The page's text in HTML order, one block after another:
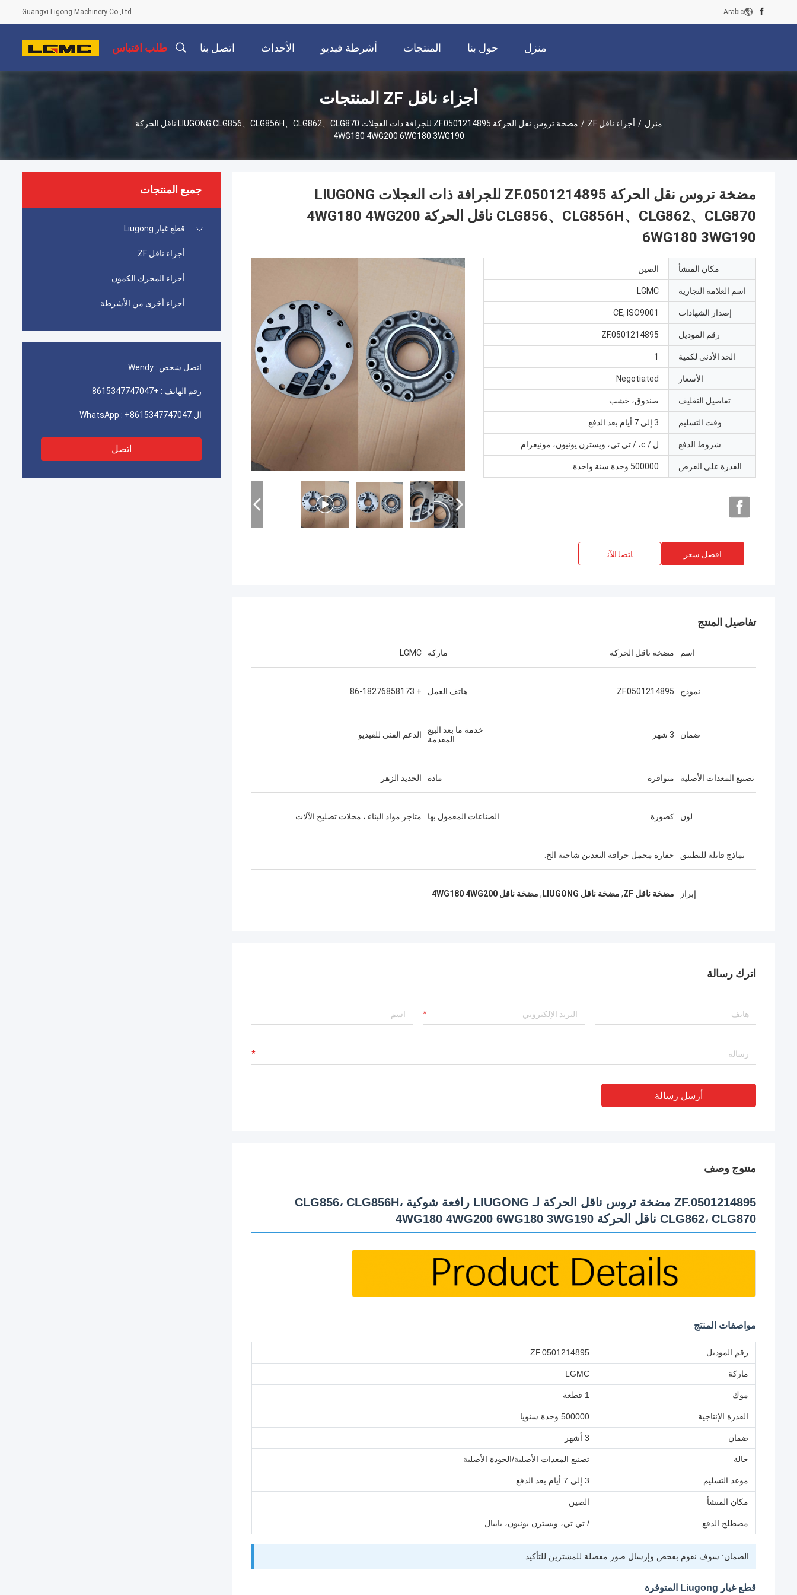
Guangxi Ligong Machinery Co.,Ltd Arabic
منزل حول بنا المنتجات أشرطة فيديو الأحداث اتصل بنا طلب اقتباس
أجزاء ناقل ZF المنتجات
منزل / أجزاء ناقل ZF /
مضخة تروس نقل الحركة ZF.0501214895 للجرافة ذات العجلات LIUGONG CLG856、CLG856H、CLG862、CLG870 ناقل الحركة
4WG180 4WG200 6WG180 3WG190
جميع المنتجات
قطع غيار Liugong
أجزاء ناقل ZF
أجزاء المحرك الكمون
أجزاء أخرى من الأشرطة
اتصل شخص : Wendy
رقم الهاتف : +8615347747047
ال WhatsApp : +8615347747047
اتصل
مضخة تروس نقل الحركة ZF.0501214895 للجرافة ذات العجلات LIUGONG
CLG856、CLG856H、CLG862、CLG870 ناقل الحركة 4WG180 4WG200
6WG180 3WG190
مكان المنشأ الصين
اسم العلامة التجارية LGMC
إصدار الشهادات CE, ISO9001
رقم الموديل ZF.0501214895
الحد الأدنى لكمية 1
الأسعار Negotiated
تفاصيل التغليف صندوق، خشب
وقت التسليم 3 إلى 7 أيام بعد الدفع
شروط الدفع ل / c، / تي تي، ويسترن يونيون، مونيغرام
القدرة على العرض 500000 وحدة سنة واحدة
افضل سعر ﺎﺘﺼﻟ ﺍﻶﻧ
تفاصيل المنتج
اسم مضخة ناقل الحركة ماركة LGMC
نموذج ZF.0501214895 هاتف العمل + 86-18276858173
ضمان 3 شهر
خدمة ما بعد البيع
المقدمة
الدعم الفني للفيديو
تصنيع المعدات الأصلية متوافرة مادة الحديد الزهر
لون كصورة الصناعات المعمول بها متاجر مواد البناء ، محلات تصليح الآلات
نماذج قابلة للتطبيق حفارة محمل جرافة التعدين شاحنة الخ.
إبراز مضخة ناقل ZF , مضخة ناقل LIUGONG , مضخة ناقل 4WG180 4WG200
اترك رسالة
أرسل رسالة
منتوج وصف
ZF.0501214895 مضخة تروس ناقل الحركة لـ LIUGONG رافعة شوكية CLG856، CLG856H،
CLG862، CLG870 ناقل الحركة 4WG180 4WG200 6WG180 3WG190
مواصفات المنتج
رقم الموديل ZF.0501214895
ماركة LGMC
موك 1 قطعة
القدرة الإنتاجية 500000 وحدة سنويا
ضمان 3 أشهر
حالة تصنيع المعدات الأصلية/الجودة الأصلية
موعد التسليم 3 إلى 7 أيام بعد الدفع
مكان المنشأ الصين
مصطلح الدفع / تي تي، ويسترن يونيون، بايبال
الضمان: سوف نقوم بفحص وإرسال صور مفصلة للمشترين للتأكيد
قطع غيار Liugong المتوفرة